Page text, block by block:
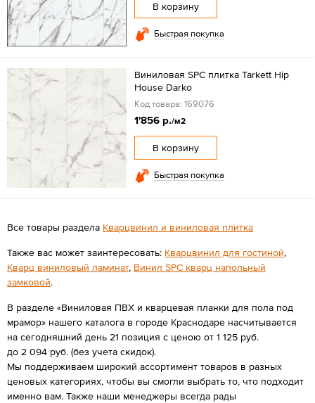
В корзину
Быстрая покупка
Виниловая SPC плитка Tarkett Hip
House Darko
Код товара: 169076
1'856 р./м2
В корзину
Быстрая покупка
Все товары раздела Кварцвинил и виниловая плитка
Также вас может заинтересовать: Кварцвинил для гостиной,
Кварц виниловый ламинат, Винил SPC кварц напольный
замковой.
В разделе «Виниловая ПВХ и кварцевая планки для пола под
мрамор» нашего каталога в городе Краснодаре насчитывается
на сегодняшний день 21 позиция с ценою от 1 125 руб.
до 2 094 руб. (без учета скидок).
Мы поддерживаем широкий ассортимент товаров в разных
ценовых категориях, чтобы вы смогли выбрать то, что подходит
именно вам. Также наши менеджеры всегда рады